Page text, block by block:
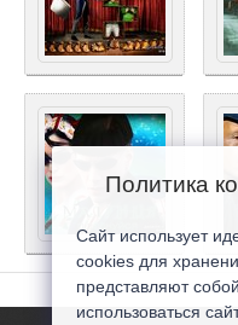
Политика
Сайт использует
cookies для
представляют
использоваться